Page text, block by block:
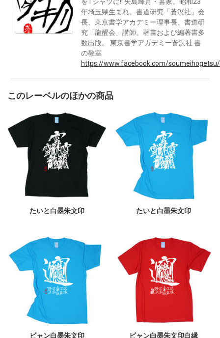
年埼玉県生まれ。書道研究「蒼溟社」会
長、東京書学アカデミー理事長、書道研
究「龍醒会」講師。著書および編著書多
数出版。 東京書学アカデミー蒼溟社 書
の教室
https://www.facebook.com/soumeihogetsu/
このレーベルのほかの商品
たいと白墨朱文印 たいと白墨朱文印
ビャン白墨朱文印 ビャン白墨朱文印白縁